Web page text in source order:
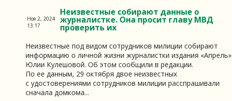
Неизвестные собирают данные о
журналистке. Она просит главу МВД
проверить их
Ноя 2, 2024
13:17
Неизвестные под видом сотрудников милиции собирают
информацию о личной жизни журналистки издания «Апрель»
Юлии Кулешовой. Об этом сообщили в редакции.
По ее данным, 29 октября двое неизвестных
с удостоверениями сотрудников милиции расспрашивали
сначала домкома...